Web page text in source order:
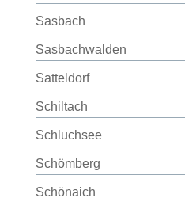
Sasbach
Sasbachwalden
Satteldorf
Schiltach
Schluchsee
Schömberg
Schönaich